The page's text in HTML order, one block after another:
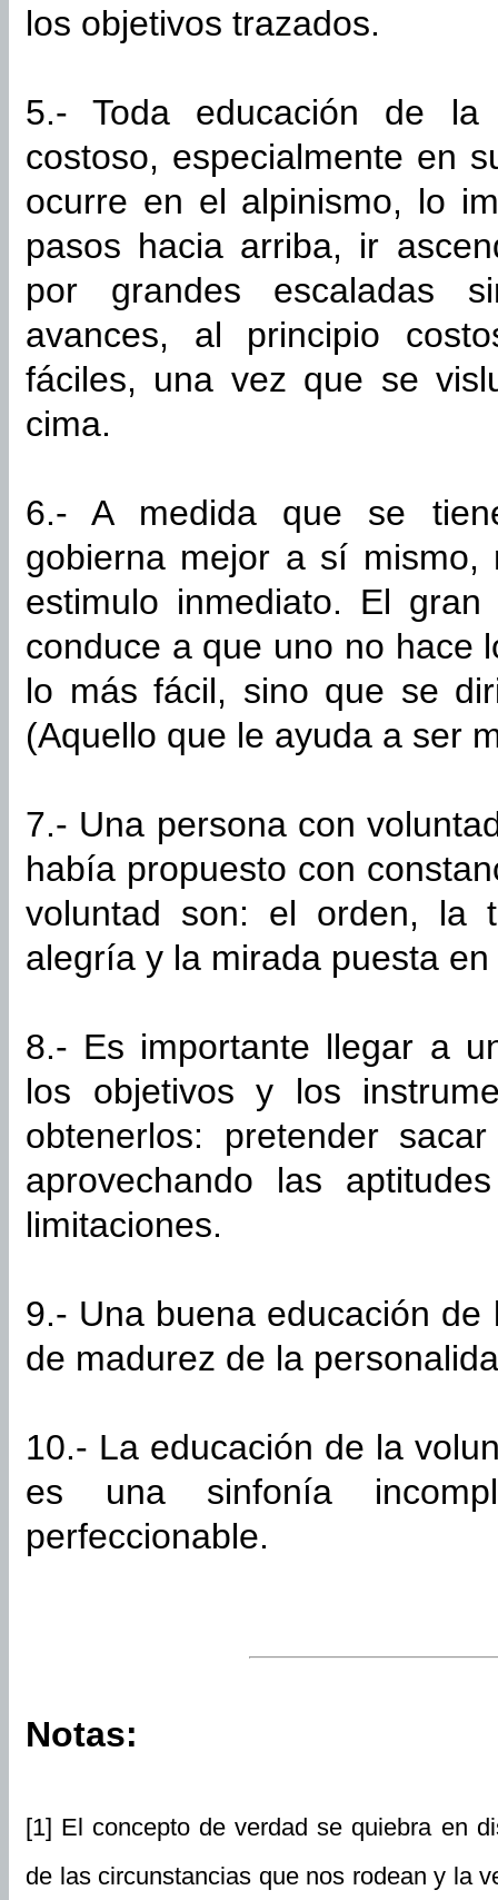
los objetivos trazados.
5.- Toda educación de
costoso, especialmente en
ocurre en el alpinismo, lo
pasos hacia arriba, ir
por grandes escaladas
avances, al principio
fáciles, una vez que se
cima.
6.- A medida que se
gobierna mejor a sí
estimulo inmediato. El
conduce a que uno no hace
lo más fácil, sino que se
(Aquello que le ayuda a ser
7.- Una persona con
había propuesto con
voluntad son: el orden, la
alegría y la mirada puesta
8.- Es importante llegar a
los objetivos y los
obtenerlos: pretender
aprovechando las
limitaciones.
9.- Una buena educación
de madurez de la
10.- La educación de la
es una sinfonía
perfeccionable.
Notas:
[1] El concepto de verdad se quiebra en
de las circunstancias que nos rodean y la